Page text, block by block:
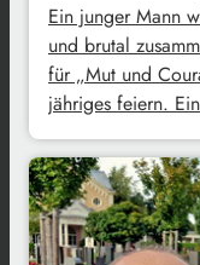
Ein junger Mann
und brutal
für „Mut und
jähriges feiern.